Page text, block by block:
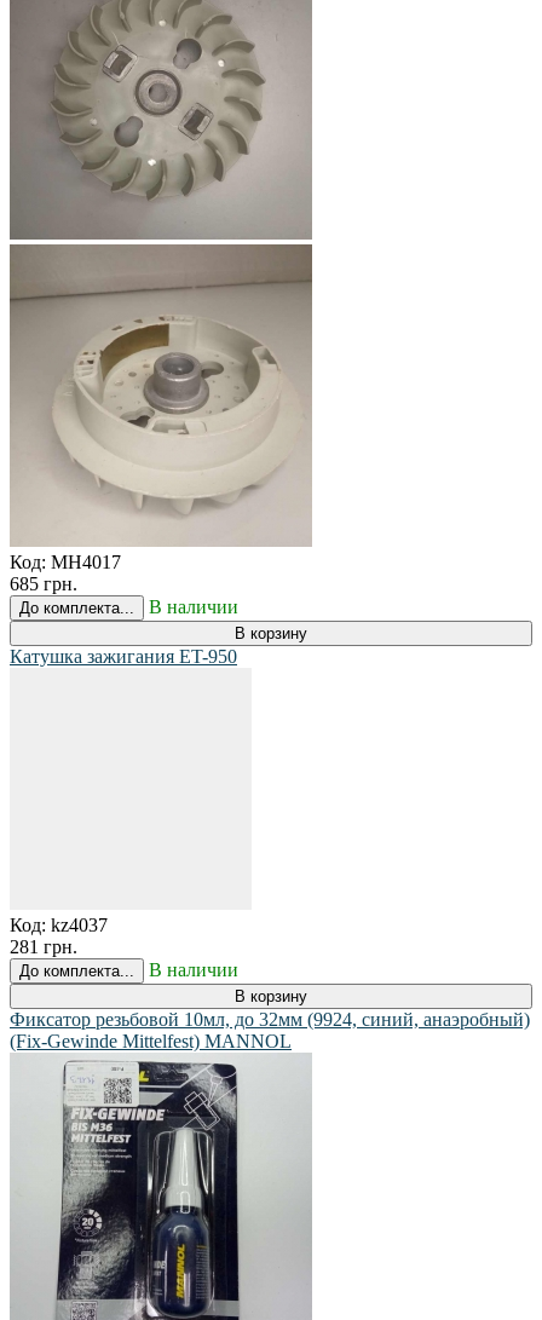
Код: MH4017
685 грн.
До комплекта... В наличии
В корзину
Катушка зажигания ET-950
Код: kz4037
281 грн.
До комплекта... В наличии
В корзину
Фиксатор резьбовой 10мл, до 32мм (9924, синий, анаэробный)
(Fix-Gewinde Mittelfest) MANNOL